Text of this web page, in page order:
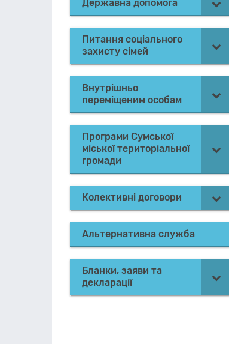
Державна допомога
Питання соціального
захисту сімей
Внутрішньо
переміщеним особам
Програми Сумської
міської територіальної
громади
Колективні договори
Альтернативна служба
Бланки, заяви та
декларації